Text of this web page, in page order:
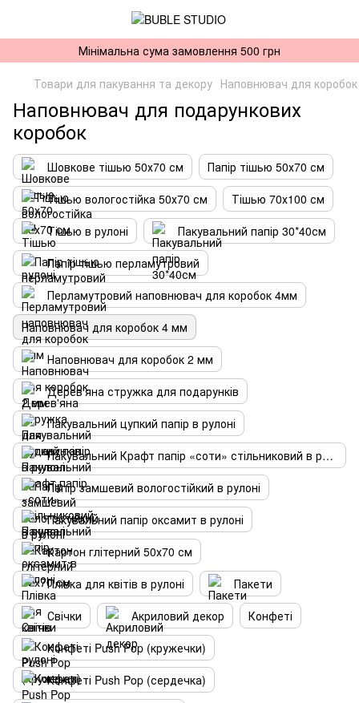
Мінімальна сума замовлення 500 грн
Товари для пакування та декору Наповнювач для
Наповнювач для подарункових
коробок
Шовкове тішью 50х70 см
Папір тішью 50х70 см
Тішью вологостійка 50х70 см
Тішью 70х100 см
Тішью в рулоні
Пакувальний папір 30*40см
Папір тішью перламутровий
Перламутровий наповнювач для коробок 4мм
Наповнювач для коробок 4 мм
Наповнювач для коробок 2 мм
Дерев'яна стружка для подарунків
Пакувальний цупкий папір в рулоні
Пакувальний Крафт папір «соти» стільниковий в рулоні
Папір замшевий вологостійкий в рулоні
Пакувальний папір оксамит в рулоні
Картон глітерний 50х70 см
Плівка для квітів в рулоні
Пакети
Свічки
Акриловий декор
Конфеті
Конфеті Push Pop (кружечки)
Конфеті Push Pop (сердечка)